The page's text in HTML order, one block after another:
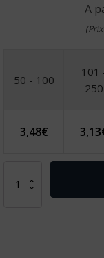
A
50 - 100
101
250
3,48€ 3,13